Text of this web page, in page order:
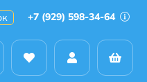
+7 (929) 598-34-64